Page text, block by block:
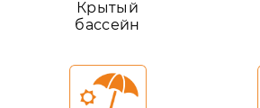
Крытый
бассейн